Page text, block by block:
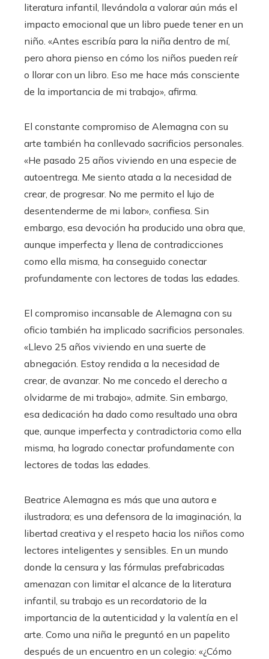
literatura infantil, llevándola a valorar aún más el
impacto emocional que un libro puede tener en un
niño. «Antes escribía para la niña dentro de mí,
pero ahora pienso en cómo los niños pueden reír
o llorar con un libro. Eso me hace más consciente
de la importancia de mi trabajo», afirma.
El constante compromiso de Alemagna con su
arte también ha conllevado sacrificios personales.
«He pasado 25 años viviendo en una especie de
autoentrega. Me siento atada a la necesidad de
crear, de progresar. No me permito el lujo de
desentenderme de mi labor», confiesa. Sin
embargo, esa devoción ha producido una obra que,
aunque imperfecta y llena de contradicciones
como ella misma, ha conseguido conectar
profundamente con lectores de todas las edades.
El compromiso incansable de Alemagna con su
oficio también ha implicado sacrificios personales.
«Llevo 25 años viviendo en una suerte de
abnegación. Estoy rendida a la necesidad de
crear, de avanzar. No me concedo el derecho a
olvidarme de mi trabajo», admite. Sin embargo,
esa dedicación ha dado como resultado una obra
que, aunque imperfecta y contradictoria como ella
misma, ha logrado conectar profundamente con
lectores de todas las edades.
Beatrice Alemagna es más que una autora e
ilustradora; es una defensora de la imaginación, la
libertad creativa y el respeto hacia los niños como
lectores inteligentes y sensibles. En un mundo
donde la censura y las fórmulas prefabricadas
amenazan con limitar el alcance de la literatura
infantil, su trabajo es un recordatorio de la
importancia de la autenticidad y la valentía en el
arte. Como una niña le preguntó en un papelito
después de un encuentro en un colegio: «¿Cómo